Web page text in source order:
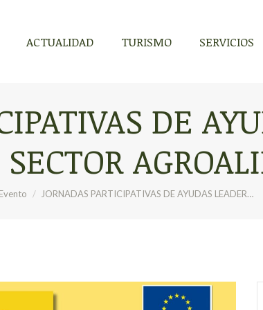
ACTUALIDAD TURISMO SERVICIOS
DE
Evento JORNADAS PARTICIPATIVAS DE AYUDAS LEADER…